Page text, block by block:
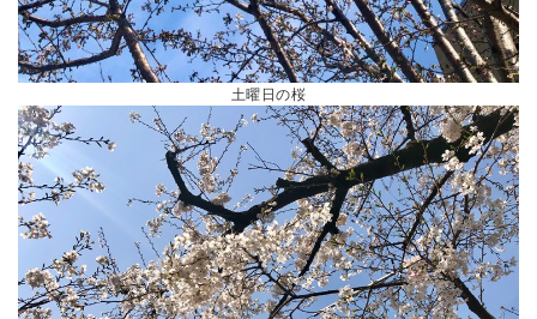
土曜日の桜